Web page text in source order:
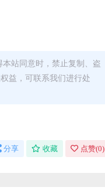
站同意时，禁止复制、盗
益，可联系我们进行处
分享 收藏 点赞(0)